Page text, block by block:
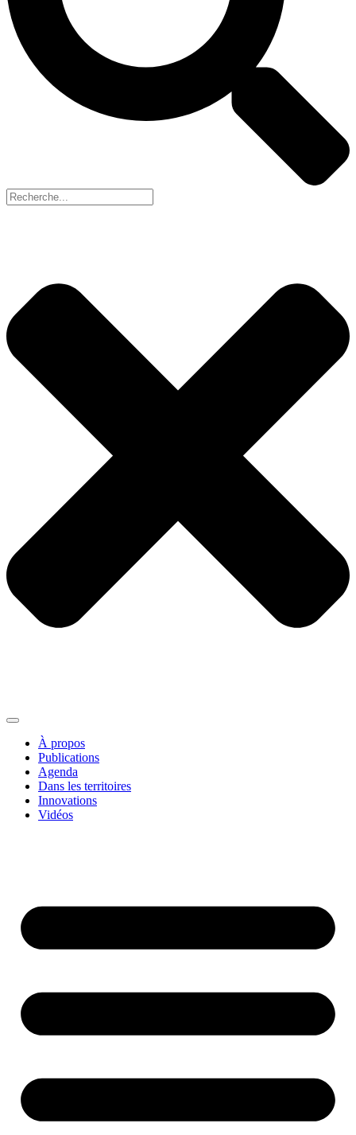
À propos
Publications
Agenda
Dans les territoires
Innovations
Vidéos